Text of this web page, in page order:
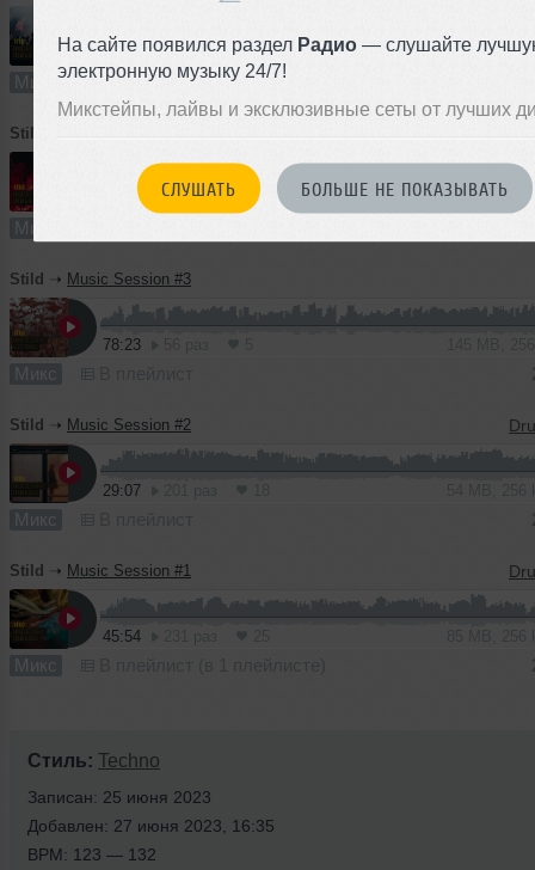
На сайте появился раздел Радио — слушайте
электронную музыку 24/7!
Микстейпы, лайвы и эксклюзивные сеты от лучших
СЛУШАТЬ БОЛЬШЕ НЕ ПОКАЗЫВАТЬ
64:58 169 раз 4
Микс В плейлист
Stild
63:27 179 раз 17 117 MB, 256
Микс
Stild ➝ Music Session #3
78:23
Микс
Stild ➝ Music Session #2
29:07
Микс
Stild ➝ Music Session #1
45:54
Микс
Стиль: Techno
Записан: 25 июня 2023
Добавлен: 27 июня 2023, 16:35
BPM: 123 — 132